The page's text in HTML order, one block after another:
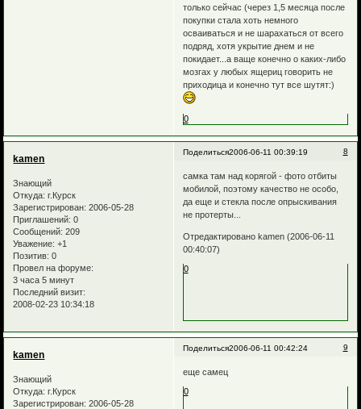
только сейчас (через 1,5 месяца после
покупки стала хоть немного
осваиваться и не шарахаться от всего
подряд, хотя укрытие днем и не
покидает...а ваще конечно о каких-либо
мозгах у любых ящериц говорить не
приходица и конечно тут все шутят:)
0
Поделиться 8
2006-06-11 00:39:19
kamen
Знающий
Откуда: г.Курск
Зарегистрирован: 2006-05-28
Приглашений: 0
Сообщений: 209
Уважение: +1
Позитив: 0
Провел на форуме:
3 часа 5 минут
Последний визит:
2008-02-23 10:34:18
самка там над корягой - фото отбиты
мобилой, поэтому качество не особо,
да еще и стекла после опрыскивания
не протерты...
Отредактировано kamen (2006-06-11
00:40:07)
0
Поделиться 9
2006-06-11 00:42:24
kamen
Знающий
Откуда: г.Курск
Зарегистрирован: 2006-05-28
еще самец
0